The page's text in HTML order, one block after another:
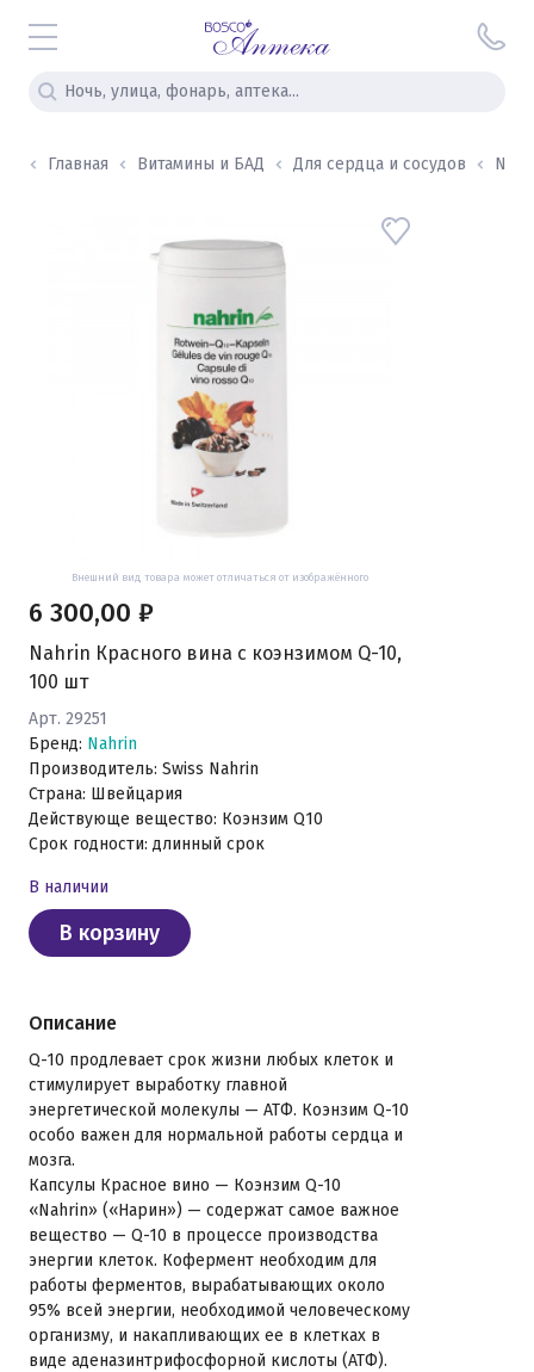
Главная Витамины и БАД Для сердца и сосудов
Внешний вид товара может отличаться от изображённого
Nahrin Красного вина с коэнзимом Q-10,
100 шт
Арт. 29251
Бренд: Nahrin
Производитель: Swiss Nahrin
Страна: Швейцария
Действующе вещество: Коэнзим Q10
Срок годности: длинный срок
6 300,00 ₽
В наличии
В корзину
Описание
Q-10 продлевает срок жизни любых клеток и
стимулирует выработку главной
энергетической молекулы — АТФ. Коэнзим Q-10
особо важен для нормальной работы сердца и
мозга.
Капсулы Красное вино — Коэнзим Q-10
«Nahrin» («Нарин») — содержат самое важное
вещество — Q-10 в процессе производства
энергии клеток. Кофермент необходим для
работы ферментов, вырабатывающих около
95% всей энергии, необходимой человеческому
организму, и накапливающих ее в клетках в
виде аденазинтрифосфорной кислоты (АТФ).